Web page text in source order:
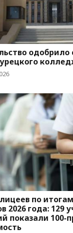
одобрило
по
2026 года: 129
показали 100-